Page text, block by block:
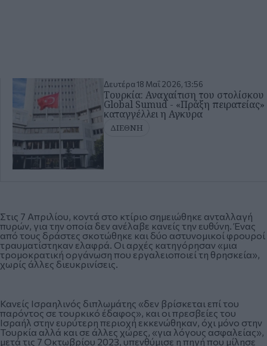
Δευτέρα 18 Μαΐ 2026, 13:56
Τουρκία: Αναχαίτιση του στολίσκου
Global Sumud - «Πράξη πειρατείας»
καταγγέλλει η Αγκυρα
ΔΙΕΘΝΗ
Στις 7 Απριλίου, κοντά στο κτίριο σημειώθηκε ανταλλαγή
πυρών, για την οποία δεν ανέλαβε κανείς την ευθύνη. Ένας
από τους δράστες σκοτώθηκε και δύο αστυνομικοί φρουροί
τραυματίστηκαν ελαφρά. Οι αρχές κατηγόρησαν «μια
τρομοκρατική οργάνωση που εργαλειοποιεί τη θρησκεία»,
χωρίς άλλες διευκρινίσεις.
Κανείς Ισραηλινός διπλωμάτης «δεν βρίσκεται επί του
παρόντος σε τουρκικό έδαφος», και οι πρεσβείες του
Ισραήλ στην ευρύτερη περιοχή εκκενώθηκαν, όχι μόνο στην
Τουρκία αλλά και σε άλλες χώρες, «για λόγους ασφαλείας»,
μετά τις 7 Οκτωβρίου 2023, υπενθύμισε η πηγή που μίλησε